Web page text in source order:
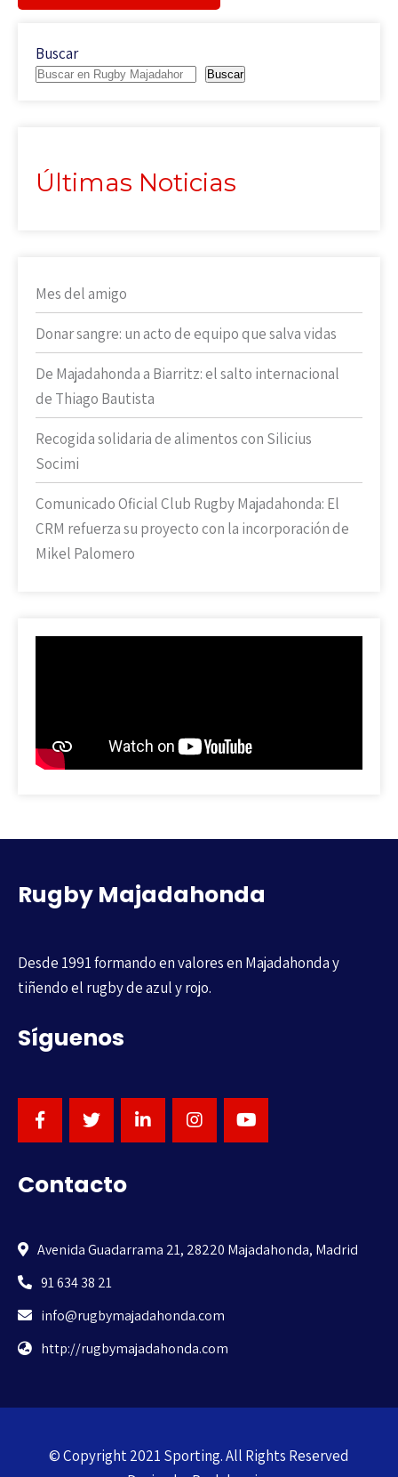
Buscar
Buscar
Últimas Noticias
Mes del amigo
Donar sangre: un acto de equipo que salva vidas
De Majadahonda a Biarritz: el salto internacional
de Thiago Bautista
Recogida solidaria de alimentos con Silicius
Socimi
Comunicado Oficial Club Rugby Majadahonda: El
CRM refuerza su proyecto con la incorporación de
Mikel Palomero
Rugby Majadahonda
Desde 1991 formando en valores en Majadahonda y
tiñendo el rugby de azul y rojo.
Síguenos
Contacto
Avenida Guadarrama 21, 28220 Majadahonda, Madrid
91 634 38 21
info@rugbymajadahonda.com
http://rugbymajadahonda.com
© Copyright 2021 Sporting. All Rights Reserved